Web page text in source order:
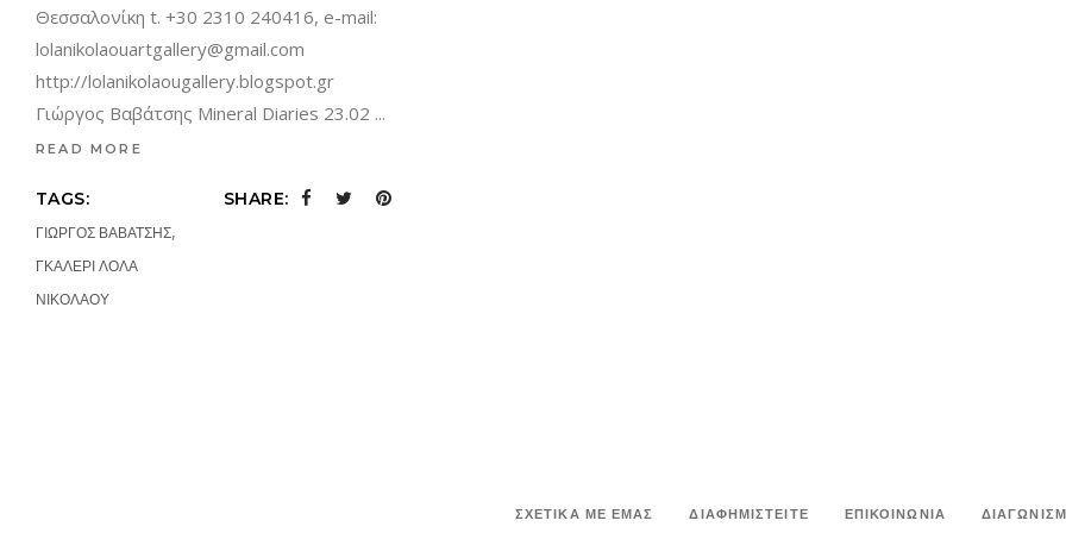
Θεσσαλονίκη t. +30 2310 240416, e-mail:
lolanikolaouartgallery@gmail.com
http://lolanikolaougallery.blogspot.gr
Γιώργος Βαβάτσης Mineral Diaries 23.02
READ MORE
TAGS:
ΓΙΩΡΓΟΣ ΒΑΒΑΤΣΗΣ,
ΓΚΑΛΕΡΙ ΛΟΛΑ
ΝΙΚΟΛΑΟΥ
SHARE:
ΣΧΕΤΙΚΑ ΜΕ ΕΜΑΣ ΔΙΑΦΗΜΙΣΤΕΙΤΕ ΕΠΙΚΟΙΝΩΝΙΑ